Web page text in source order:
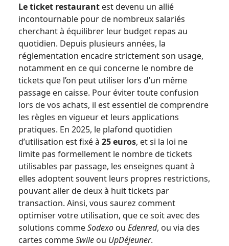
Le ticket restaurant est devenu un allié
incontournable pour de nombreux salariés
cherchant à équilibrer leur budget repas au
quotidien. Depuis plusieurs années, la
réglementation encadre strictement son usage,
notamment en ce qui concerne le nombre de
tickets que l’on peut utiliser lors d’un même
passage en caisse. Pour éviter toute confusion
lors de vos achats, il est essentiel de comprendre
les règles en vigueur et leurs applications
pratiques. En 2025, le plafond quotidien
d’utilisation est fixé à 25 euros, et si la loi ne
limite pas formellement le nombre de tickets
utilisables par passage, les enseignes quant à
elles adoptent souvent leurs propres restrictions,
pouvant aller de deux à huit tickets par
transaction. Ainsi, vous saurez comment
optimiser votre utilisation, que ce soit avec des
solutions commeSodexo ou Edenred, ou via des
cartes commeSwile ou UpDéjeuner.